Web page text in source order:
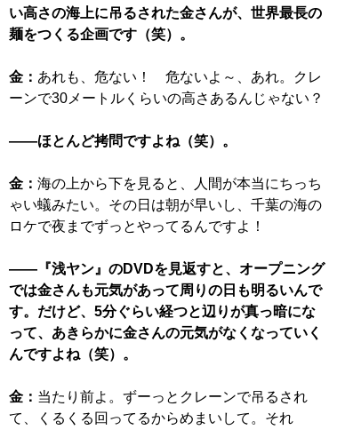
い高さの海上に吊るされた金さんが、世界最長の
麺をつくる企画です（笑）。
金： あれも、危ない！ 危ないよ～、あれ。クレ
ーンで30メートルくらいの高さあるんじゃない？
――ほとんど拷問ですよね（笑）。
金： 海の上から下を見ると、人間が本当にちっち
ゃい蟻みたい。その日は朝が早いし、千葉の海の
ロケで夜までずっとやってるんですよ！
――『浅ヤン』のDVDを見返すと、オープニング
では金さんも元気があって周りの日も明るいんで
す。だけど、5分ぐらい経つと辺りが真っ暗にな
って、あきらかに金さんの元気がなくなっていく
んですよね（笑）。
金： 当たり前よ。ずーっとクレーンで吊るされ
て、くるくる回ってるからめまいして。それ